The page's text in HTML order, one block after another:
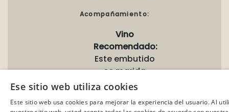
Acompañamiento:
Vino
Recomendado:
Este embutido
se marida
perfectamente
tintos
Ese sitio web utiliza cookies
Este sitio web usa cookies para mejorar la experiencia del usuario. Al